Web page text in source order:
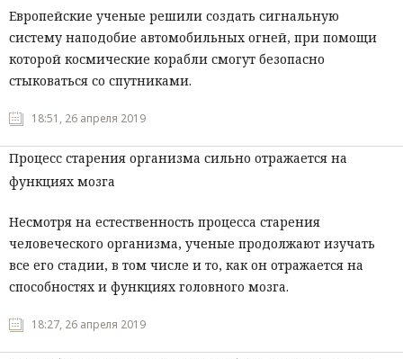
Европейские ученые решили создать сигнальную
систему наподобие автомобильных огней, при помощи
которой космические корабли смогут безопасно
стыковаться со спутниками.
18:51, 26 апреля 2019
Процесс старения организма сильно отражается на
функциях мозга
Несмотря на естественность процесса старения
человеческого организма, ученые продолжают изучать
все его стадии, в том числе и то, как он отражается на
способностях и функциях головного мозга.
18:27, 26 апреля 2019